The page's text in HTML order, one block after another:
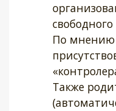
По мнению
Также